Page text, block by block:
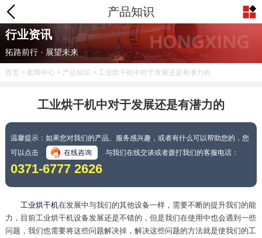
产品知识
行业资讯
拓路前行 · 展望未来
首页 > 新闻中心> 产品知识 > 工业烘干机中对于发展还是有潜力的
工业烘干机中对于发展还是有潜力的
温馨提示：如果您对我们的产品、服务感兴趣，或者有什么可以帮助您的，您
可以点击
在线咨询 与我们在线交谈或者拨打我们的客服电话：
0371-6777 2626
工业烘干机在发展中与我们的其他设备一样，需要不断的提升我们的能
力，目前工业烘干机设备发展还是不错的，但是我们在使用中也会遇到一些
问题，我们也需要将这些问题解决掉，解决这些问题的方法就是使我们的工